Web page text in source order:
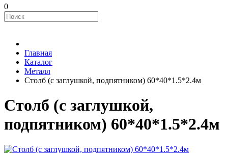
0
Главная
Каталог
Металл
Столб (с заглушкой, подпятником) 60*40*1.5*2.4м
Столб (с заглушкой,
подпятником) 60*40*1.5*2.4м